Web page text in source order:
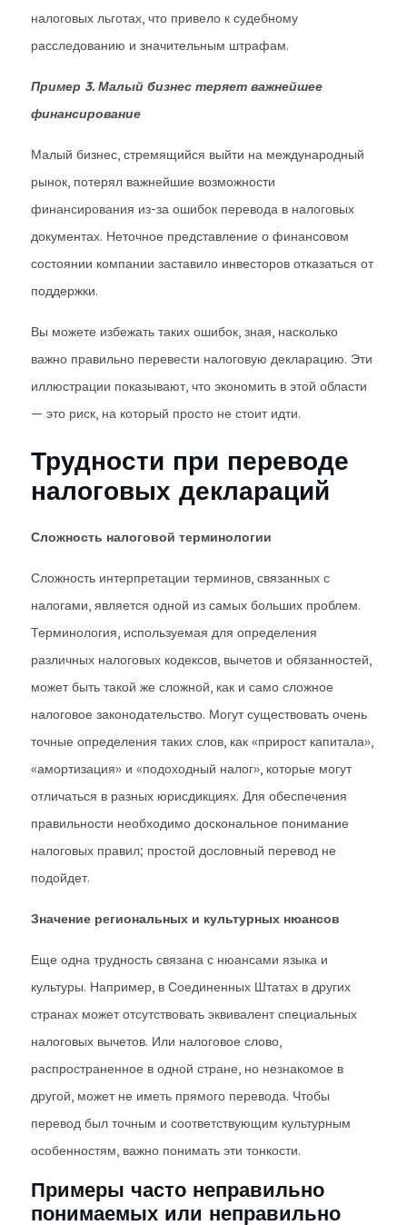
налоговых льготах, что привело к судебному
расследованию и значительным штрафам.
Пример 3. Малый бизнес теряет важнейшее
финансирование
Малый бизнес, стремящийся выйти на международный
рынок, потерял важнейшие возможности
финансирования из-за ошибок перевода в налоговых
документах. Неточное представление о финансовом
состоянии компании заставило инвесторов отказаться от
поддержки.
Вы можете избежать таких ошибок, зная, насколько
важно правильно перевести налоговую декларацию. Эти
иллюстрации показывают, что экономить в этой области
— это риск, на который просто не стоит идти.
Трудности при переводе
налоговых деклараций
Сложность налоговой терминологии
Сложность интерпретации терминов, связанных с
налогами, является одной из самых больших проблем.
Терминология, используемая для определения
различных налоговых кодексов, вычетов и обязанностей,
может быть такой же сложной, как и само сложное
налоговое законодательство. Могут существовать очень
точные определения таких слов, как «прирост капитала»,
«амортизация» и «подоходный налог», которые могут
отличаться в разных юрисдикциях. Для обеспечения
правильности необходимо доскональное понимание
налоговых правил; простой дословный перевод не
подойдет.
Значение региональных и культурных нюансов
Еще одна трудность связана с нюансами языка и
культуры. Например, в Соединенных Штатах в других
странах может отсутствовать эквивалент специальных
налоговых вычетов. Или налоговое слово,
распространенное в одной стране, но незнакомое в
другой, может не иметь прямого перевода. Чтобы
перевод был точным и соответствующим культурным
особенностям, важно понимать эти тонкости.
Примеры часто неправильно
понимаемых или неправильно